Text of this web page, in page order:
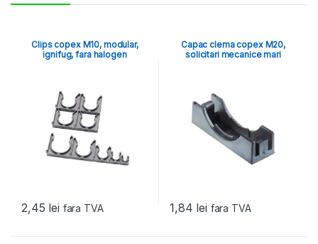
Clips copex M10, modular,
ignifug, fara halogen
2,45 lei fara TVA
Capac clema copex M20,
solicitari mecanice mari
1,84 lei fara TVA